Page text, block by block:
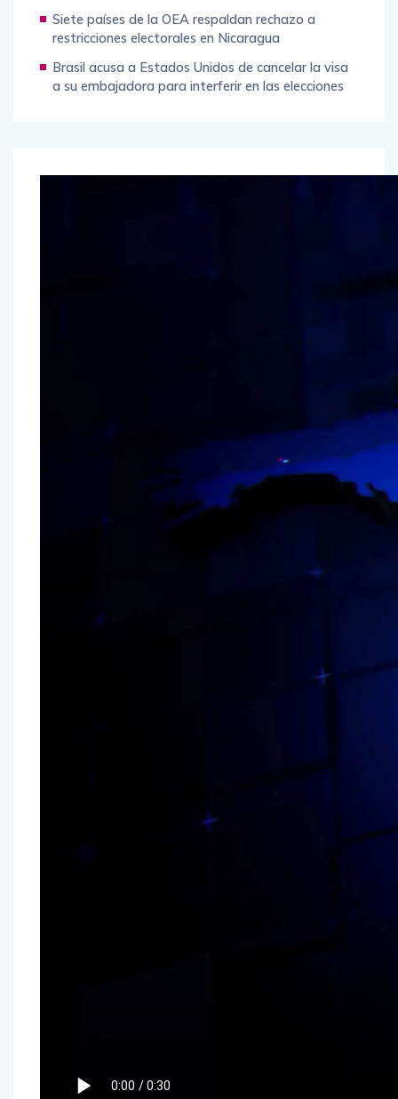
Siete países de la OEA respaldan rechazo a
restricciones electorales en Nicaragua
Brasil acusa a Estados Unidos de cancelar la visa
a su embajadora para interferir en las elecciones